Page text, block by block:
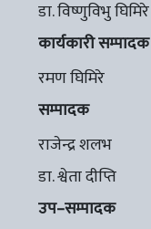
डा. विष्णुविभु घिमिरे
कार्यकारी सम्पादक
रमण घिमिरे
सम्पादक
राजेन्द्र शलभ
डा. श्वेता दीप्ति
उप–सम्पादक